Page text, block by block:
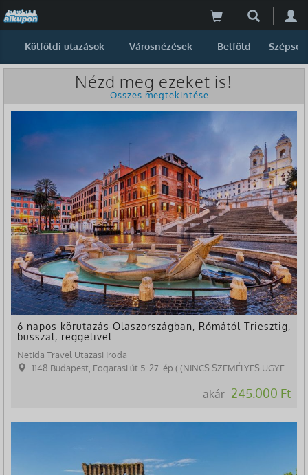
Külföldi utazások Városnézések Belföld Szépség
Nézd meg ezeket is!
Összes megtekintése
6 napos körutazás Olaszországban, Rómától Triesztig,
busszal, reggelivel
Netida Travel Utazasi Iroda
1148 Budapest, Fogarasi út 5. 27. ép.( (NINCS SZEMÉLYES ÜGYFÉLFOGADÁS)
akár 245.000 Ft